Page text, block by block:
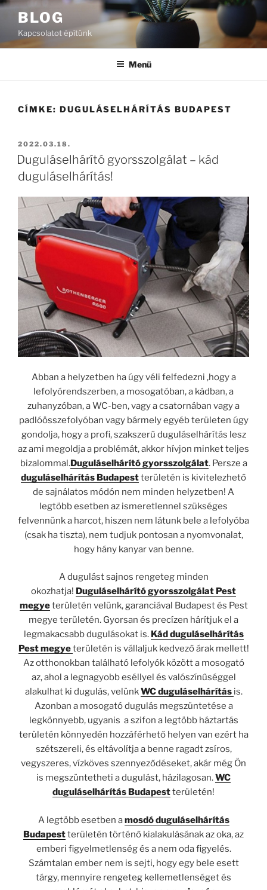
Tartalomhoz
BLOG
Kapcsolatot építünk
Menü
CÍMKE: DUGULÁSELHÁRÍTÁS BUDAPEST
BEKÜLDVE:
2022.03.18.
Duguláselhárító gyorsszolgálat – kád
duguláselhárítás!
Abban a helyzetben ha úgy véli felfedezni ,hogy a
lefolyórendszerben, a mosogatóban, a kádban, a
zuhanyzóban, a WC-ben, vagy a csatornában vagy a
padlóösszefolyóban vagy bármely egyéb területen úgy
gondolja, hogy a profi, szakszerű duguláselhárítás lesz
az ami megoldja a problémát, akkor hívjon minket teljes
bizalommal.Duguláselhárító gyorsszolgálat. Persze a
duguláselhárítás Budapestterületén is kivitelezhető
de sajnálatos módón nem minden helyzetben! A
legtöbb esetben az ismeretlennel szükséges
felvennünk a harcot, hiszen nem látunk bele a lefolyóba
(csak ha tiszta), nem tudjuk pontosan a nyomvonalat,
hogy hány kanyar van benne.
A dugulást sajnos rengeteg minden
okozhatja! Duguláselhárító gyorsszolgálat Pest
megyeterületén velünk, garanciával Budapest és Pest
megye területén. Gyorsan és precízen hárítjuk el a
legmakacsabb dugulásokat is. Kádduguláselhárítás
Pest megyeterületén is vállaljuk kedvező árak mellett!
Az otthonokban található lefolyók között a mosogató
az, ahol a legnagyobb eséllyel és valószínűséggel
alakulhat ki dugulás, velünkWC duguláselhárítás is.
Azonban a mosogató dugulás megszüntetése a
legkönnyebb, ugyanis a szifon a legtöbb háztartás
területén könnyedén hozzáférhető helyen van ezért ha
szétszereli, és eltávolítja a benne ragadt zsíros,
vegyszeres, vízköves szennyeződéseket, akár még Ön
is megszüntetheti a dugulást, házilagosan.WC
duguláselhárítás Budapestterületén!
A legtöbb esetben amosdó duguláselhárítás
Budapestterületén történő kialakulásának az oka, az
emberi figyelmetlenség és a nem oda figyelés.
Számtalan ember nem is sejti, hogy egy bele esett
tárgy, mennyire rengeteg kellemetlenséget és